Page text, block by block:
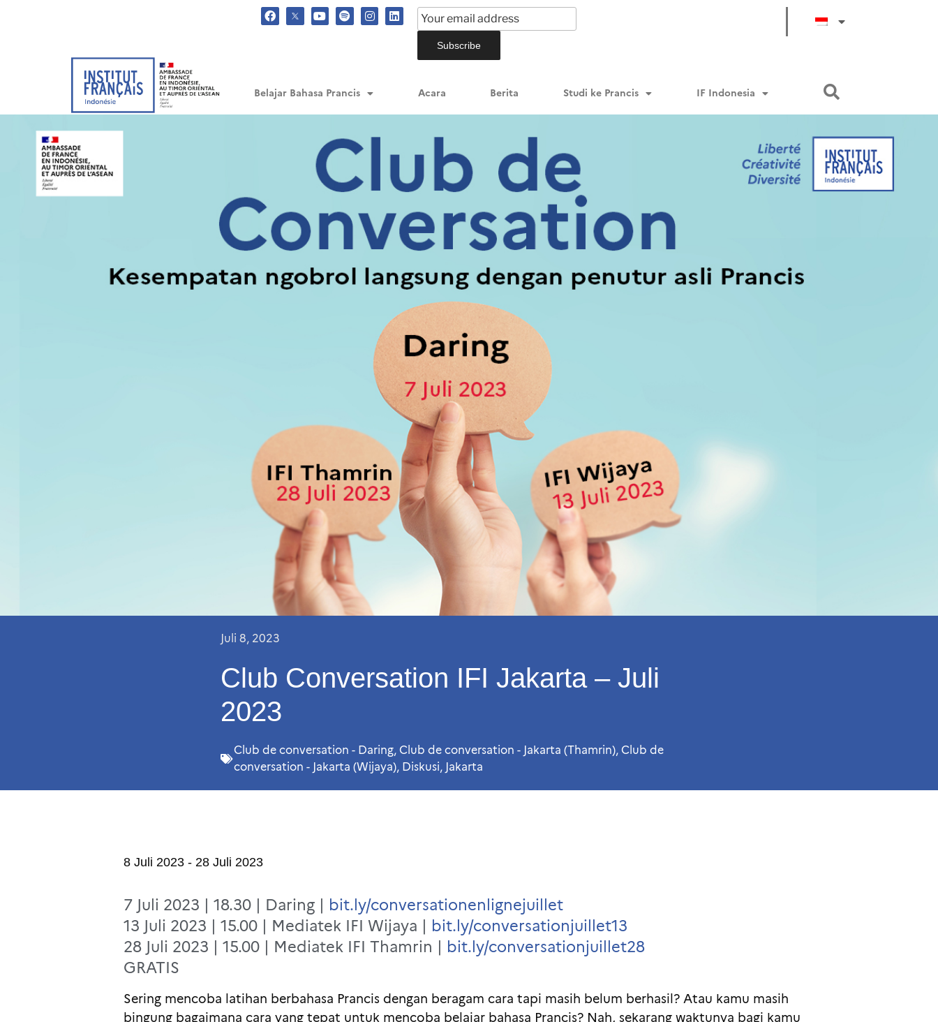
Belajar Bahasa Prancis Acara Berita Studi ke Prancis IF Indonesia
Juli 8, 2023
Club Conversation IFI Jakarta – Juli
2023
Club de conversation - Daring, Club de conversation - Jakarta (Thamrin), Club de
conversation - Jakarta (Wijaya), Diskusi, Jakarta
8 Juli 2023 - 28 Juli 2023
7 Juli 2023 | 18.30 | Daring |
bit.ly/conversationenlignejuillet
13 Juli 2023 | 15.00 | Mediatek IFI Wijaya |
bit.ly/conversationjuillet13
28 Juli 2023 | 15.00 | Mediatek IFI Thamrin |
bit.ly/conversationjuillet28
GRATIS
Sering mencoba latihan berbahasa Prancis dengan beragam cara tapi masih belum berhasil? Atau kamu masih
bingung bagaimana cara yang tepat untuk mencoba belajar bahasa Prancis? Nah, sekarang waktunya bagi kamu